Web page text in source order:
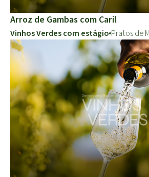
Arroz de Gambas com Caril
Vinhos Verdes com estágio Pratos de